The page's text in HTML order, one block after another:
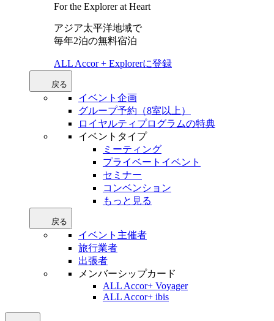
For the Explorer at Heart
アジア太平洋地域で
毎年2泊の無料宿泊
ALL Accor + Explorerに登録
戻る
イベント企画
グループ予約（8室以上）
ロイヤルティプログラムの特典
イベントタイプ
ミーティング
プライベートイベント
セミナー
コンベンション
もっと見る
戻る
イベント主催者
旅行業者
出張者
メンバーシップカード
ALL Accor+ Voyager
ALL Accor+ ibis